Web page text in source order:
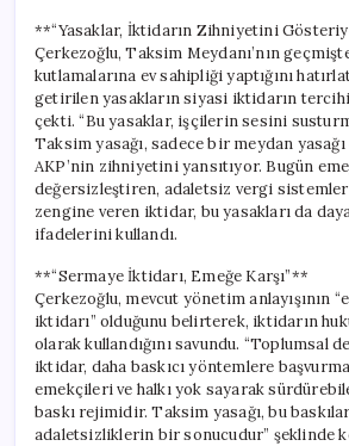
**“Yasaklar, İktidarın Zihniyetini
Çerkezoğlu, Taksim Meydanı’nın
kutlamalarına ev sahipliği yaptığını
getirilen yasakların siyasi iktidarın
çekti. “Bu yasaklar, işçilerin sesini
Taksim yasağı, sadece bir meydan
AKP’nin zihniyetini yansıtıyor. Bugün
değersizleştiren, adaletsiz vergi
zengine veren iktidar, bu yasakları da
ifadelerini kullandı.
**“Sermaye İktidarı, Emeğe Karşı”**
Çerkezoğlu, mevcut yönetim anlayışının
iktidarı” olduğunu belirterek, iktidarın
olarak kullandığını savundu. “Toplumsal
iktidar, daha baskıcı yöntemlere
emekçileri ve halkı yok sayarak
baskı rejimidir. Taksim yasağı, bu
adaletsizliklerin bir sonucudur” şeklinde